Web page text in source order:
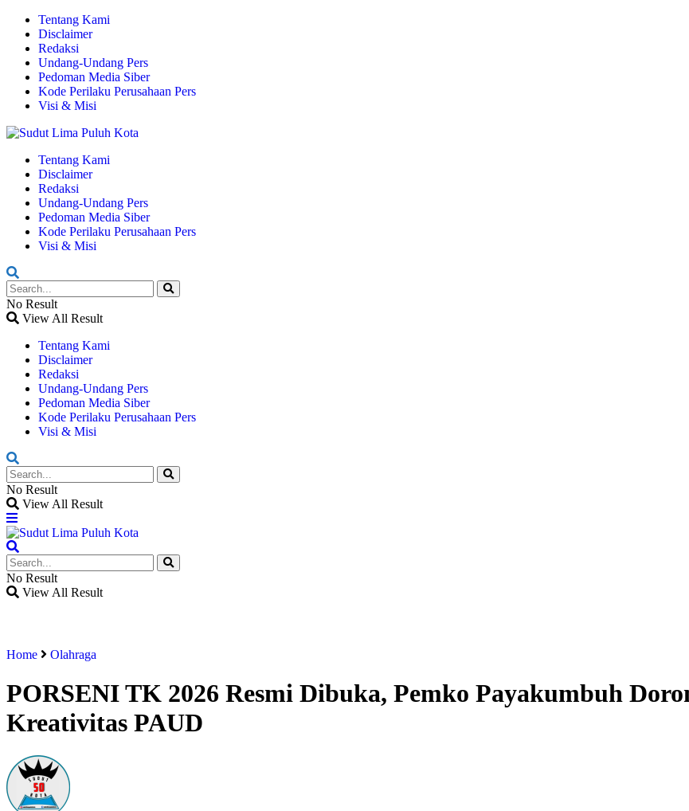
Tentang Kami
Disclaimer
Redaksi
Undang-Undang Pers
Pedoman Media Siber
Kode Perilaku Perusahaan Pers
Visi & Misi
Tentang Kami
Disclaimer
Redaksi
Undang-Undang Pers
Pedoman Media Siber
Kode Perilaku Perusahaan Pers
Visi & Misi
No Result
View All Result
Tentang Kami
Disclaimer
Redaksi
Undang-Undang Pers
Pedoman Media Siber
Kode Perilaku Perusahaan Pers
Visi & Misi
No Result
View All Result
No Result
View All Result
Home Olahraga
PORSENI TK 2026 Resmi Dibuka, Pemko Payakumbuh
Kreativitas PAUD